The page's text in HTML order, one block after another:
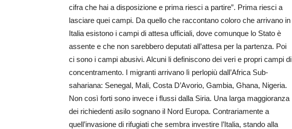
cifra che hai a disposizione e prima riesci a partire”. Prima riesci a
lasciare quei campi. Da quello che raccontano coloro che arrivano in
Italia esistono i campi di attesa ufficiali, dove comunque lo Stato è
assente e che non sarebbero deputati all’attesa per la partenza. Poi
ci sono i campi abusivi. Alcuni li definiscono dei veri e propri campi di
concentramento. I migranti arrivano lì perlopiù dall’Africa Sub-
sahariana: Senegal, Mali, Costa D’Avorio, Gambia, Ghana, Nigeria.
Non così forti sono invece i flussi dalla Siria. Una larga maggioranza
dei richiedenti asilo sognano il Nord Europa. Contrariamente a
quell’invasione di rifugiati che sembra investire l’Italia, stando alla